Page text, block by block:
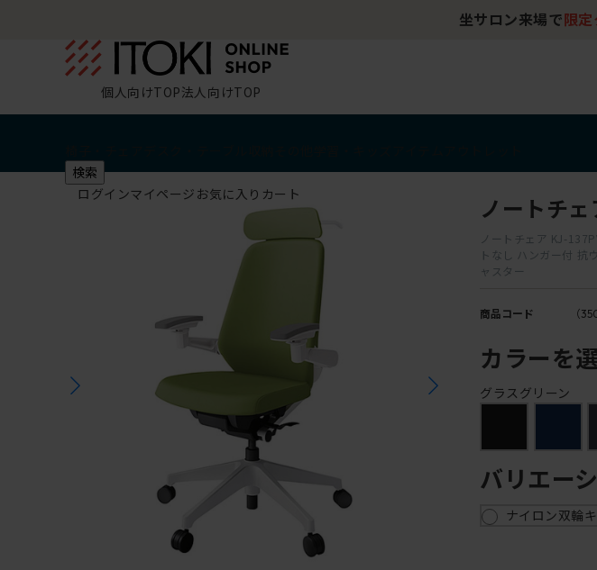
坐サロン来場で 限
個人向けTOP法人向けTOP
検索
ログインマイページ お気に入り カート ノートチ
ノートチェア KJ-
トなし ハンガー付 抗
ャスター
商品コード （
カラーを
グラスグリーン
バリエー
ナイロン双輪